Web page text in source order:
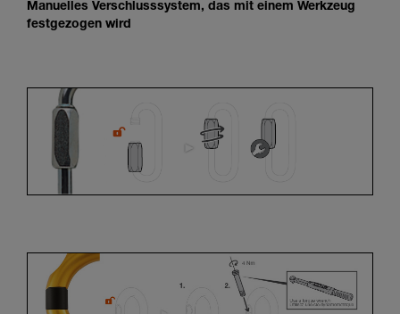
Manuelles Verschlusssystem, das mit einem Werkzeug
festgezogen wird